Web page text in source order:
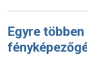
Egyre